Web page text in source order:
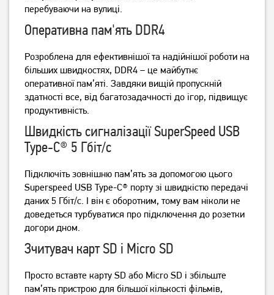
Ноутбук Asus ExpertBook
B1 B1503CVA (B1503CVA-
S73758)
F16 FX607VJB (FX607VJB-
RL145)
перебуваючи на вулиці.
Оперативна пам'ять DDR4
Розроблена для ефективнішої та надійнішої роботи на
більших швидкостях, DDR4 – це майбутнє
оперативної пам’яті. Завдяки вищій пропускній
здатності все, від багатозадачності до ігор, підвищує
продуктивність.
Швидкість сигналізації SuperSpeed ​​USB
Type-C® 5 Гбіт/с
Підключіть зовнішню пам’ять за допомогою цього
Superspeed USB Type-C® порту зі швидкістю передачі
даних 5 Гбіт/с. І він є оборотним, тому вам ніколи не
доведеться турбуватися про підключення до розетки
догори дном.
Зчитувач карт SD і Micro SD
Просто вставте карту SD або Micro SD і збільште
пам’ять пристрою для більшої кількості фільмів,